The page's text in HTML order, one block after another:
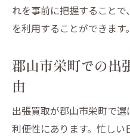
自宅査定で得ら
査定の透明性を
郡山市栄町での
出張買取業者選
トラブルを避け
れを事前に把握すること
を利用することができます。
郡山市栄町での出
由
出張買取が郡山市栄町で
利便性にあります。忙し